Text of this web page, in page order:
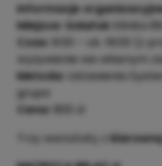
Informacje
Miejsce: Gdańsk
Klinika
Czas:
9:00 – ok. 19:00 (z
wyżywienie we własnym
Metoda:
Ustawienia
grupa
Cena:
Trzy warsztaty z